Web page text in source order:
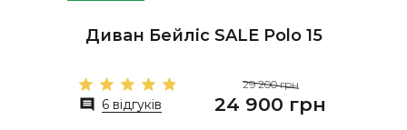
Диван Бейліс SALE Polo 15
6 відгуків
29 200 грн
24 900 грн